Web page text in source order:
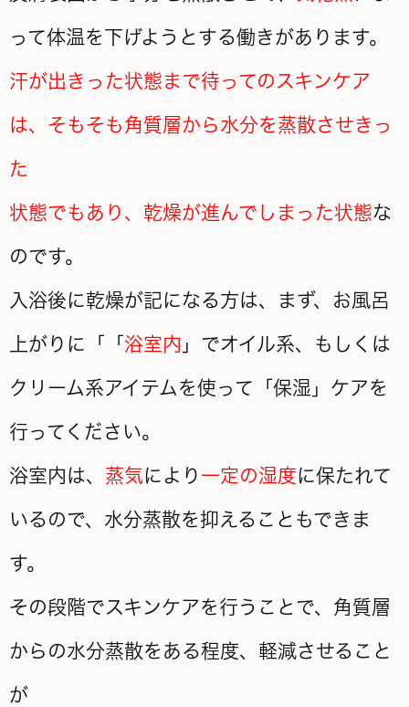
って体温を下げようとする働きがあります。
汗が出きった状態まで待ってのスキンケア
は、そもそも角質層から水分を蒸散させきっ
た
状態でもあり、乾燥が進んでしまった状態な
のです。
入浴後に乾燥が記になる方は、まず、お風呂
上がりに「「 浴室内 」でオイル系、もしくは
クリーム系アイテムを使って「保湿」ケアを
行ってください。
浴室内は、 蒸気により 一定の湿度に保たれて
いるので、水分蒸散を抑えることもできま
す。
その段階でスキンケアを行うことで、角質層
からの水分蒸散をある程度、軽減させること
が